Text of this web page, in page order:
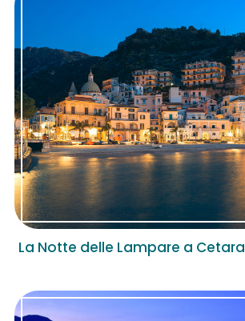
La Notte delle Lampare a Cetara